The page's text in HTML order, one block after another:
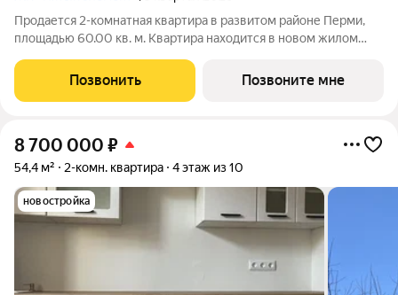
Продается 2-комнатная квартира в развитом районе Перми,
площадью 60.00 кв. м. Квартира находится в новом жилом
«Железно». Проект «Пятый Элемент» это полноценный город
в городе, где в пределах 15
Позвонить Позвоните мне
8 700 000 ₽
54,4 м² 2-комн. квартира 4 этаж из 10
новостройка